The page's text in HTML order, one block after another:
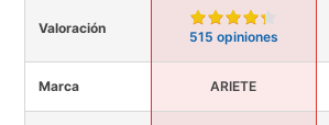
Valoración
515 opiniones
Marca ARIETE